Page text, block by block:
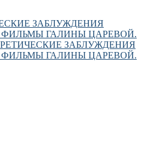
ЗАБЛУЖДЕНИЯ
ГАЛИНЫ ЦАРЕВОЙ.
ЗАБЛУЖДЕНИЯ
ГАЛИНЫ ЦАРЕВОЙ.